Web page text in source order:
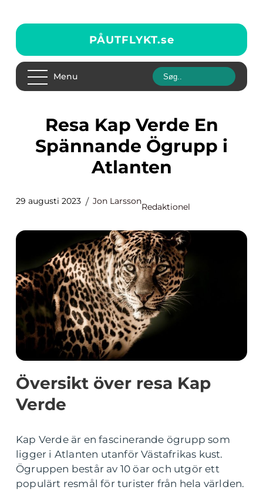
PÅUTFLYKT.se
Menu
Resa Kap Verde En
Spännande Ögrupp i
Atlanten
29 augusti 2023 Jon Larsson
Redaktionel
Översikt över resa Kap
Verde
Kap Verde är en fascinerande ögrupp som
ligger i Atlanten utanför Västafrikas kust.
Ögruppen består av 10 öar och utgör ett
populärt resmål för turister från hela världen.